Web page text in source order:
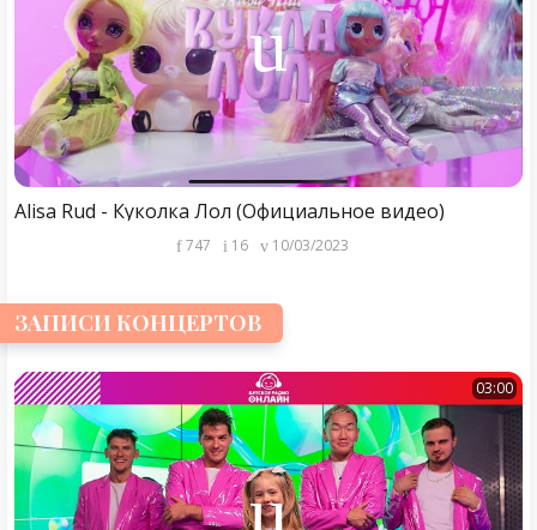
Alisa Rud - Куколка Лол (Официальное видео)
747 16 10/03/2023
ЗАПИСИ КОНЦЕРТОВ
03:00